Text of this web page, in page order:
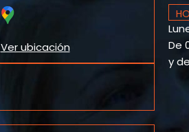
Ver ubicación
De
y